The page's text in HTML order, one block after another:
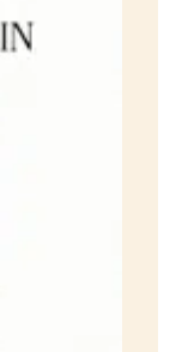
mortes, tableaux
de l’espace et du
double (103). Le